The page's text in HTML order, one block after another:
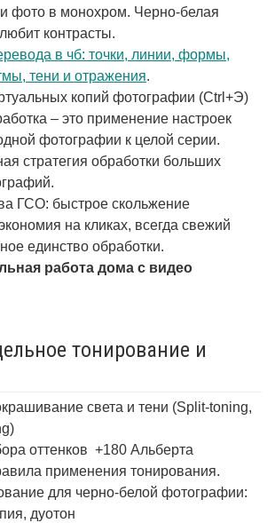
фото в монохром. Черно-белая
контрасты.
в чб: точки, линии, формы,
тени и отражения.
копий фотографии (Ctrl+Э)
– это применение настроек
фотографии к целой серии.
стратегия обработки больших
ГСО: быстрое скольжение
на кликах, всегда свежий
единство обработки.
работа дома с видео
тонирование и
света и тени (Split-toning,
оттенков +180 Альберта
применения тонирования.
для черно-белой фотографии:
дуотон